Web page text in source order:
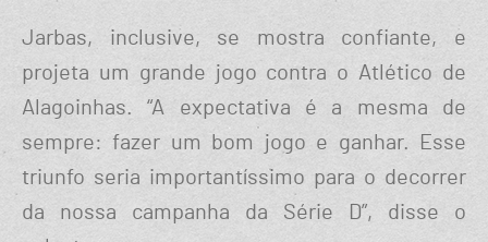
Jarbas, inclusive, se mostra confiante, e
projeta um grande jogo contra o Atlético de
Alagoinhas. “A expectativa é a mesma de
sempre: fazer um bom jogo e ganhar. Esse
triunfo seria importantíssimo para o decorrer
da nossa campanha da Série D”, disse o